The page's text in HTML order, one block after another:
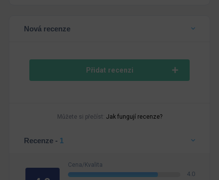
Nová recenze
Přidat recenzi
Můžete si přečíst: Jak fungují recenze?
Recenze - 1
Cena/Kvalita
4.0